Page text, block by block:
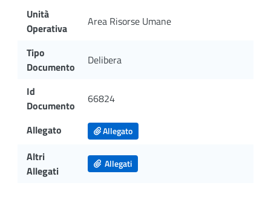
Unità
Operativa
Area Risorse Umane
Tipo
Documento
Delibera
Id
Documento
66824
Allegato Allegato
Altri
Allegati
Allegati